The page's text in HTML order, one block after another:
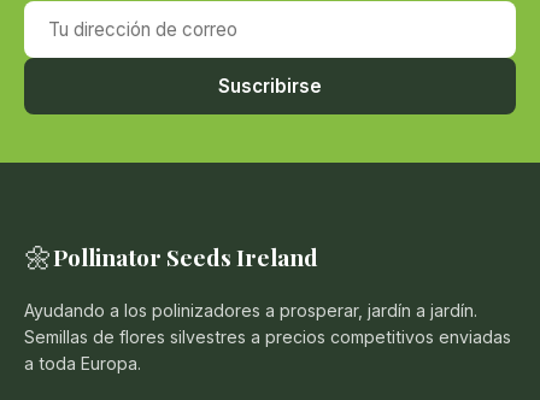
Tu dirección de correo
Suscribirse
🌼Pollinator Seeds Ireland
Ayudando a los polinizadores a prosperar, jardín a jardín.
Semillas de flores silvestres a precios competitivos enviadas
a toda Europa.